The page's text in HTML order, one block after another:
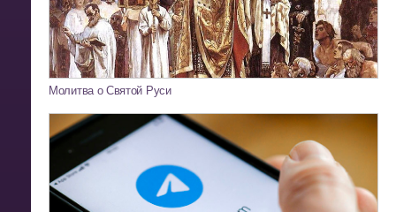
Молитва о Святой Руси